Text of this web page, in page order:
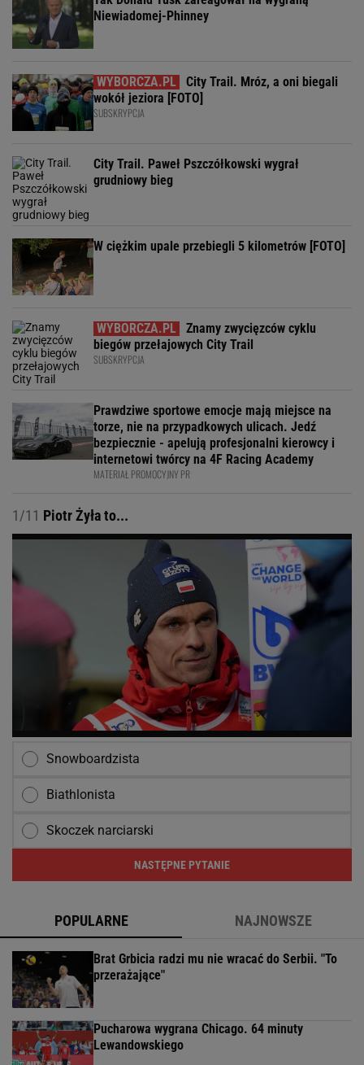
Niewiadomej-Phinney
City Trail. Mróz, a oni biegali
wokół jeziora [FOTO]
SUBSKRYPCJA
City Trail. Paweł Pszczółkowski wygrał
grudniowy bieg
W ciężkim upale przebiegli 5 kilometrów [FOTO]
Znamy zwycięzców cyklu
biegów przełajowych City Trail
SUBSKRYPCJA
Prawdziwe sportowe emocje mają miejsce na
torze, nie na przypadkowych ulicach. Jedź
bezpiecznie - apelują profesjonalni kierowcy i
internetowi twórcy na 4F Racing Academy
MATERIAŁ PROMOCYJNY PR
1/11 Piotr Żyła to...
Snowboardzista
Biathlonista
Skoczek narciarski
NASTĘPNE PYTANIE
POPULARNE NAJNOWSZE
Brat Grbicia radzi mu nie wracać do Serbii. "To
przerażające"
Pucharowa wygrana Chicago. 64 minuty
Lewandowskiego